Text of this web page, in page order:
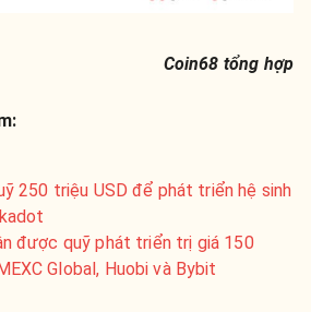
Coin68 tổng hợp
250 triệu USD để phát triển hệ sinh
được quỹ phát triển trị giá 150
Global, Huobi và Bybit